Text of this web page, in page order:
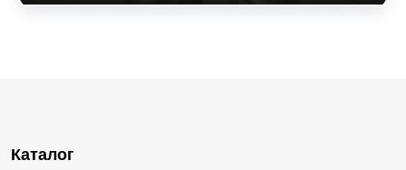
Каталог